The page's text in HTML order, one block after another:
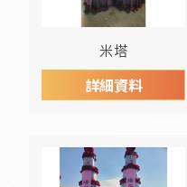
米塔
詳細資料